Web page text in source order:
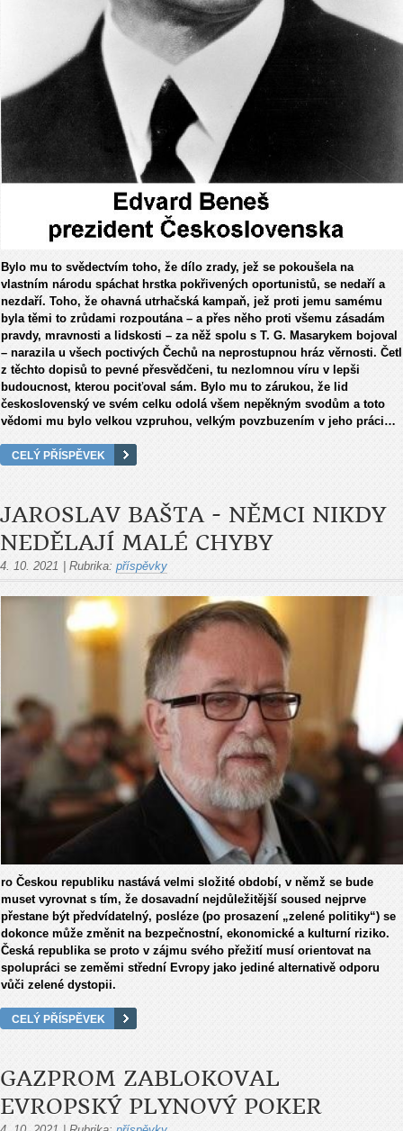
Bylo mu to svědectvím toho, že dílo zrady, jež se pokoušela na
vlastním národu spáchat hrstka pokřivených oportunistů, se nedaří a
nezdaří. Toho, že ohavná utrhačská kampaň, jež proti jemu samému
byla těmi to zrůdami rozpoutána – a přes něho proti všemu zásadám
pravdy, mravnosti a lidskosti – za něž spolu s T. G. Masarykem bojoval
– narazila u všech poctivých Čechů na neprostupnou hráz věrnosti. Četl
z těchto dopisů to pevné přesvědčeni, tu nezlomnou víru v lepši
budoucnost, kterou pociťoval sám. Bylo mu to zárukou, že lid
československý ve svém celku odolá všem nepěkným svodům a toto
vědomi mu bylo velkou vzpruhou, velkým povzbuzením v jeho práci…
CELÝ PŘÍSPĚVEK
JAROSLAV BAŠTA - NĚMCI NIKDY
NEDĚLAJÍ MALÉ CHYBY
4. 10. 2021 | Rubrika: příspěvky
ro Českou republiku nastává velmi složité období, v němž se bude
muset vyrovnat s tím, že dosavadní nejdůležitější soused nejprve
přestane být předvídatelný, posléze (po prosazení „zelené politiky“) se
dokonce může změnit na bezpečnostní, ekonomické a kulturní riziko.
Česká republika se proto v zájmu svého přežití musí orientovat na
spolupráci se zeměmi střední Evropy jako jediné alternativě odporu
vůči zelené dystopii.
CELÝ PŘÍSPĚVEK
GAZPROM ZABLOKOVAL
EVROPSKÝ PLYNOVÝ POKER